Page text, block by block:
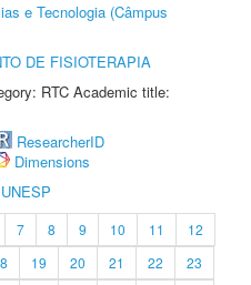
e Tecnologia (Câmpus
DE FISIOTERAPIA
RTC Academic title:
ResearcherID
Dimensions
7 8 9 10 11
12
19 20 21 22
23